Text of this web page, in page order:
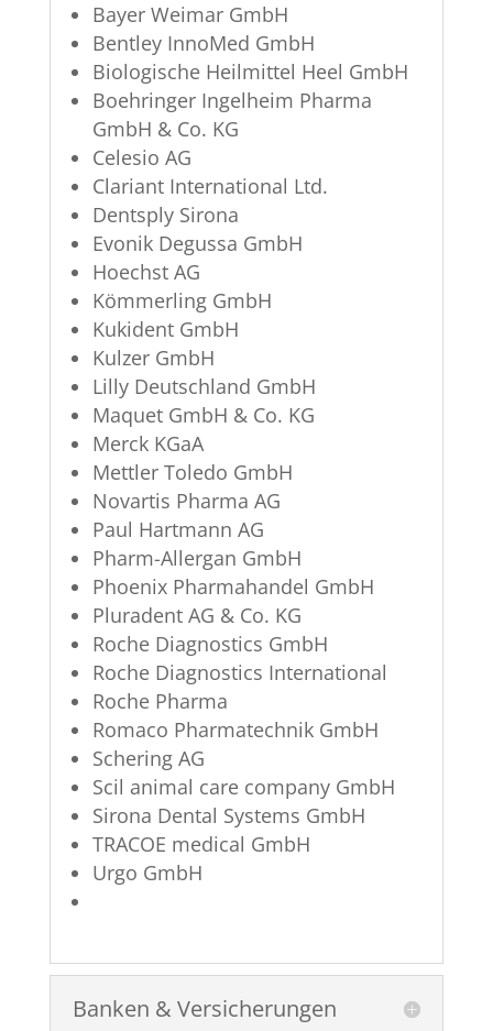
Bayer Weimar GmbH
Bentley InnoMed GmbH
Biologische Heilmittel Heel GmbH
Boehringer Ingelheim Pharma
GmbH & Co. KG
Celesio AG
Clariant International Ltd.
Dentsply Sirona
Evonik Degussa GmbH
Hoechst AG
Kömmerling GmbH
Kukident GmbH
Kulzer GmbH
Lilly Deutschland GmbH
Maquet GmbH & Co. KG
Merck KGaA
Mettler Toledo GmbH
Novartis Pharma AG
Paul Hartmann AG
Pharm-Allergan GmbH
Phoenix Pharmahandel GmbH
Pluradent AG & Co. KG
Roche Diagnostics GmbH
Roche Diagnostics International
Roche Pharma
Romaco Pharmatechnik GmbH
Schering AG
Scil animal care company GmbH
Sirona Dental Systems GmbH
TRACOE medical GmbH
Urgo GmbH
Banken & Versicherungen